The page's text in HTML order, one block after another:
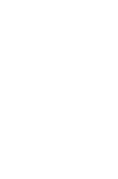
neues Fenster)
öffnet neues Fenster)